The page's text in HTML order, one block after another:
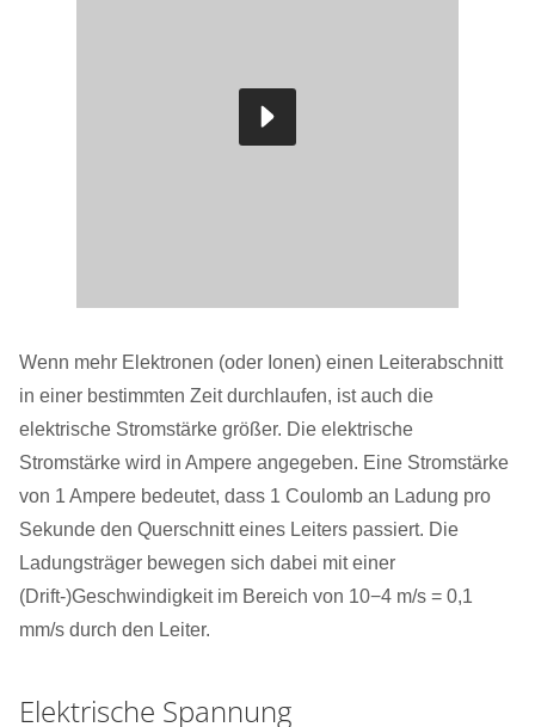
Wenn mehr Elektronen (oder Ionen) einen Leiterabschnitt
in einer bestimmten Zeit durchlaufen, ist auch die
elektrische Stromstärke größer. Die elektrische
Stromstärke wird in Ampere angegeben. Eine Stromstärke
von 1 Ampere bedeutet, dass 1 Coulomb an Ladung pro
Sekunde den Querschnitt eines Leiters passiert. Die
Ladungsträger bewegen sich dabei mit einer
(Drift-)Geschwindigkeit im Bereich von 10−4 m/s = 0,1
mm/s durch den Leiter.
Elektrische Spannung